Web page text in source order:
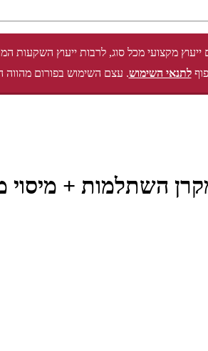
ייעוץ מקצועי מכל סוג, לרבות ייעוץ
לתנאי השימוש. עצם השימוש בפורום